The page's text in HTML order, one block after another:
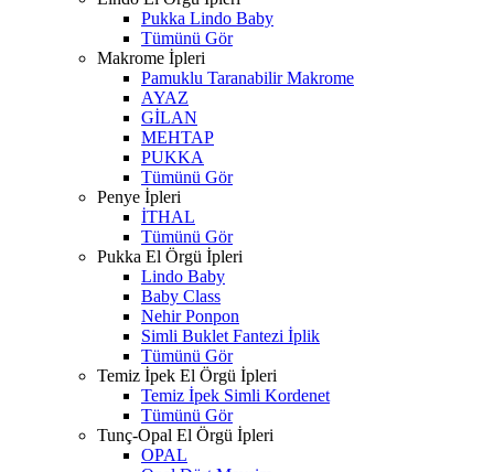
Pukka Lindo Baby
Tümünü Gör
Makrome İpleri
Pamuklu Taranabilir Makrome
AYAZ
GİLAN
MEHTAP
PUKKA
Tümünü Gör
Penye İpleri
İTHAL
Tümünü Gör
Pukka El Örgü İpleri
Lindo Baby
Baby Class
Nehir Ponpon
Simli Buklet Fantezi İplik
Tümünü Gör
Temiz İpek El Örgü İpleri
Temiz İpek Simli Kordenet
Tümünü Gör
Tunç-Opal El Örgü İpleri
OPAL